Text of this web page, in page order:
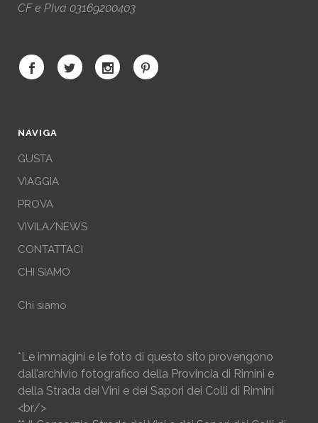
CF e PIva 03169200403
NAVIGA
GUSTA
VIAGGIA
PROVA
VIVILA/NEWS
CONTATTACI
CHI SIAMO
Chi siamo
*Le immagini e le foto di questo sito provengono
dall’archivio fotografico della Provincia di Rimini e
della Strada dei Vini e dei Sapori dei Colli di Rimini
<br/>